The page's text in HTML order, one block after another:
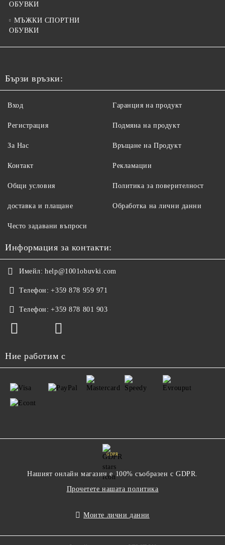
ОБУВКИ
МЪЖКИ СПОРТНИ
ОБУВКИ
Бързи връзки:
Вход
Регистрация
За Нас
Контакт
Общи условия
доставка и плащане
Гаранция на продукт
Подмяна на продукт
Връщане на Продукт
Рекламации
Политика за поверителност
Обработка на лични данни
Често задавани въпроси
Информация за контакти:
Имейл: help@1001obuvki.com
Телефон: +359 878 959 971
Телефон: +359 878 801 903
Ние работим с
GDPR
Нашият онлайн магазин е 100% съобразен с GDPR.
Прочетете нашата политика
Моите лични данни